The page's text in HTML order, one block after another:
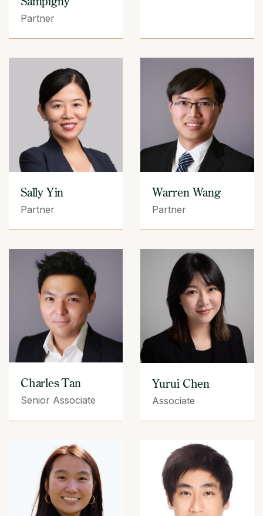
Partner
Sally Yin
Partner
Warren Wang
Partner
Charles Tan
Senior Associate
Yurui Chen
Associate